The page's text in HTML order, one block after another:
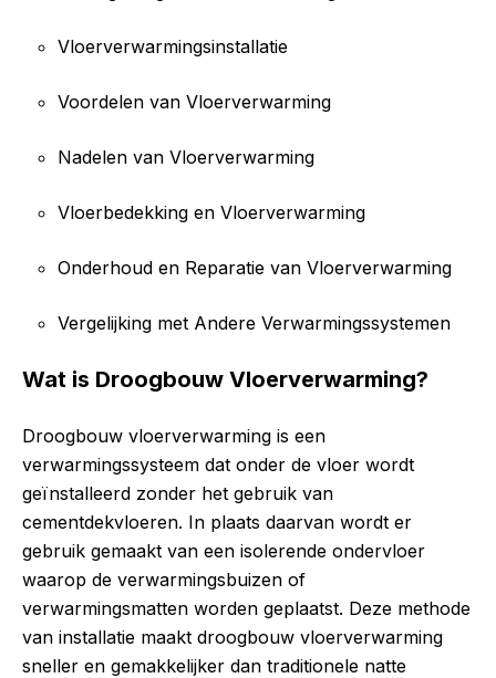
Vloerverwarmingsinstallatie
Voordelen van Vloerverwarming
Nadelen van Vloerverwarming
Vloerbedekking en Vloerverwarming
Onderhoud en Reparatie van Vloerverwarming
Vergelijking met Andere Verwarmingssystemen
Wat is Droogbouw Vloerverwarming?
Droogbouw vloerverwarming is een
verwarmingssysteem dat onder de vloer wordt
geïnstalleerd zonder het gebruik van
cementdekvloeren. In plaats daarvan wordt er
gebruik gemaakt van een isolerende ondervloer
waarop de verwarmingsbuizen of
verwarmingsmatten worden geplaatst. Deze methode
van installatie maakt droogbouw vloerverwarming
sneller en gemakkelijker dan traditionele natte